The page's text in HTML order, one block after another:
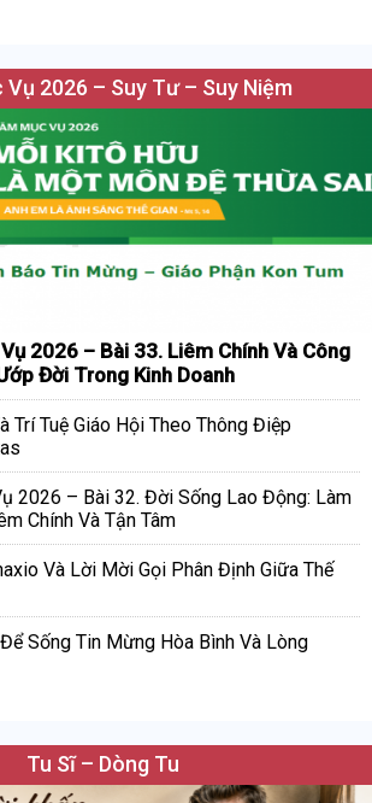
Vụ 2026 – Suy Tư – Suy Niệm
2026 – Bài 33. Liêm Chính Và Công
Đời Trong Kinh Doanh
Trí Tuệ Giáo Hội Theo Thông Điệp
2026 – Bài 32. Đời Sống Lao Động: Làm
Chính Và Tận Tâm
Và Lời Mời Gọi Phân Định Giữa Thế
Sống Tin Mừng Hòa Bình Và Lòng
Tu Sĩ – Dòng Tu